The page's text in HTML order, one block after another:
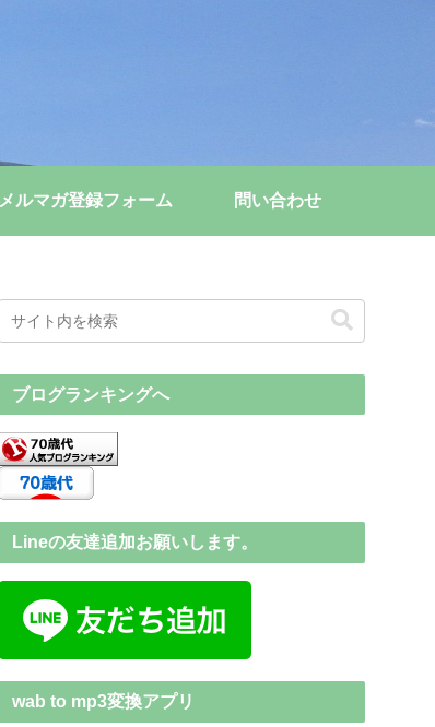
メルマガ登録フォーム 問い合わせ
ブログランキングへ
Lineの友達追加お願いします。
wab to mp3変換アプリ